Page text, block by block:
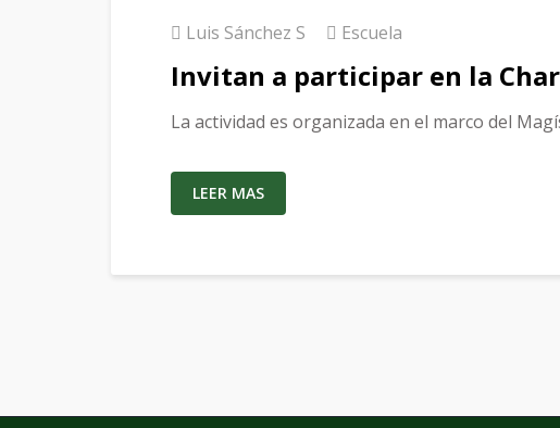
Luis Sánchez S Escuela
Invitan a participar en la
La actividad es organizada en el marco del
LEER MAS